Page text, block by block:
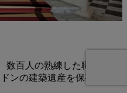
数百人の熟練した職人が8
ンの建築遺産を保存・補強